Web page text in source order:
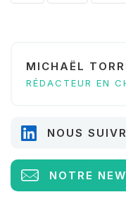
MICHAËL
RÉDACTEUR EN
NOUS
NOTRE